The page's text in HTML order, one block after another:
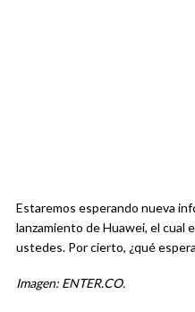
Estaremos esperando nueva
lanzamiento de Huawei, el cual
ustedes. Por cierto, ¿qué
Imagen: ENTER.CO.